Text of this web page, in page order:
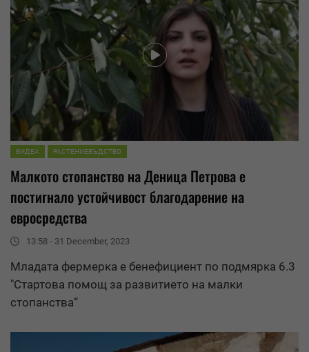
ВИДЕА РАСТЕНИЕВЪДСТВО
Малкото стопанство на Деница Петрова е
постигнало устойчивост благодарение на
евросредства
13:58 - 31 December, 2023
Младата фермерка е бенефициент по подмярка 6.3
"Стартова помощ за развитието на малки
стопанства“